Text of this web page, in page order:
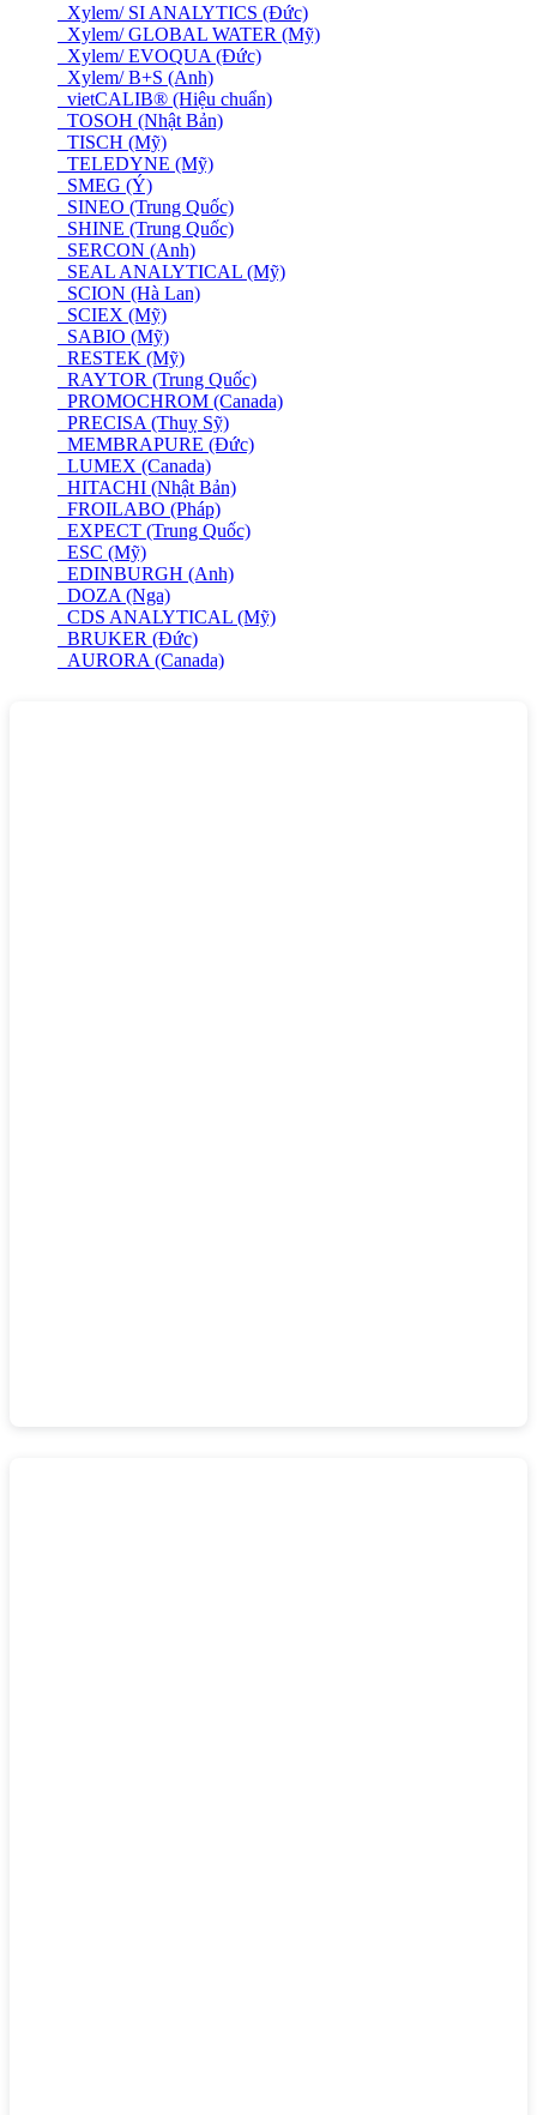
Xylem/ SI ANALYTICS (Đức)
Xylem/ GLOBAL WATER (Mỹ)
Xylem/ EVOQUA (Đức)
Xylem/ B+S (Anh)
vietCALIB® (Hiệu chuẩn)
TOSOH (Nhật Bản)
TISCH (Mỹ)
TELEDYNE (Mỹ)
SMEG (Ý)
SINEO (Trung Quốc)
SHINE (Trung Quốc)
SERCON (Anh)
SEAL ANALYTICAL (Mỹ)
SCION (Hà Lan)
SCIEX (Mỹ)
SABIO (Mỹ)
RESTEK (Mỹ)
RAYTOR (Trung Quốc)
PROMOCHROM (Canada)
PRECISA (Thuỵ Sỹ)
MEMBRAPURE (Đức)
LUMEX (Canada)
HITACHI (Nhật Bản)
FROILABO (Pháp)
EXPECT (Trung Quốc)
ESC (Mỹ)
EDINBURGH (Anh)
DOZA (Nga)
CDS ANALYTICAL (Mỹ)
BRUKER (Đức)
AURORA (Canada)